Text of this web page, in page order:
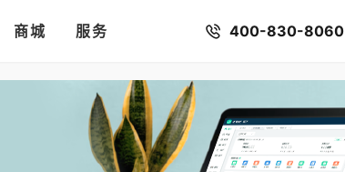
商城 服务 400-830-8060